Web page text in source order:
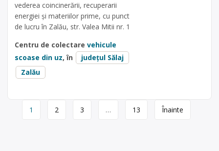
vederea coincinerării, recuperarii
energiei și materiilor prime, cu punct
de lucru în Zalău, str. Valea Mitii nr. 1
Centru de colectare vehicule
scoase din uz, în
județul Sălaj
Zalău
Page
1 2 3 … 13 Înainte